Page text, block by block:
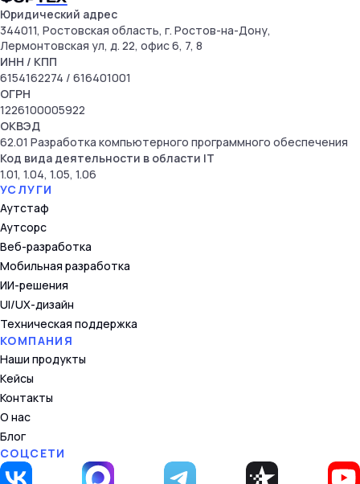
Юридический адрес
344011, Ростовская область, г. Ростов-на-Дону,
Лермонтовская ул, д. 22, офис 6, 7, 8
ИНН / КПП
6154162274 / 616401001
ОГРН
1226100005922
ОКВЭД
62.01 Разработка компьютерного программного обеспечения
Код вида деятельности в области IT
1.01, 1.04, 1.05, 1.06
УСЛУГИ
Аутстаф
Аутсорс
Веб-разработка
Мобильная разработка
ИИ-решения
UI/UX-дизайн
Техническая поддержка
КОМПАНИЯ
Наши продукты
Кейсы
Контакты
О нас
Блог
СОЦСЕТИ